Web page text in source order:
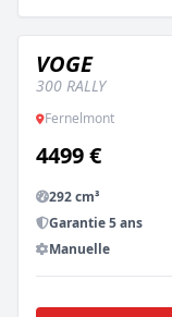
NEUF
VOGE
300 RALLY
Fernelmont
4499 €
292 cm³
Garantie 5 ans
Manuelle